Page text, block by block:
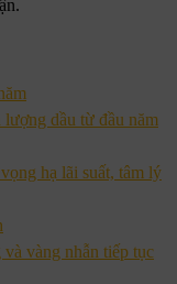
dầu từ đầu năm
hạ lãi suất, tâm lý
vàng nhẫn tiếp tục